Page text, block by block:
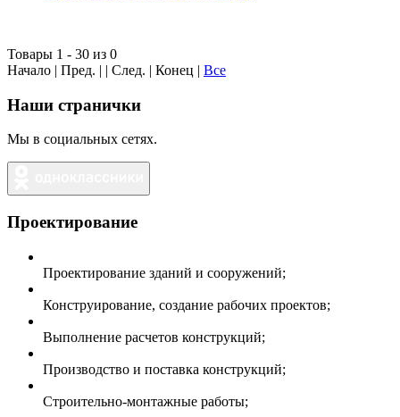
Товары 1 - 30 из 0
Начало | Пред. | | След. | Конец | Все
Наши странички
Мы в социальных сетях.
Проектирование
Проектирование зданий и сооружений;
Конструирование, создание рабочих проектов;
Выполнение расчетов конструкций;
Производство и поставка конструкций;
Строительно-монтажные работы;